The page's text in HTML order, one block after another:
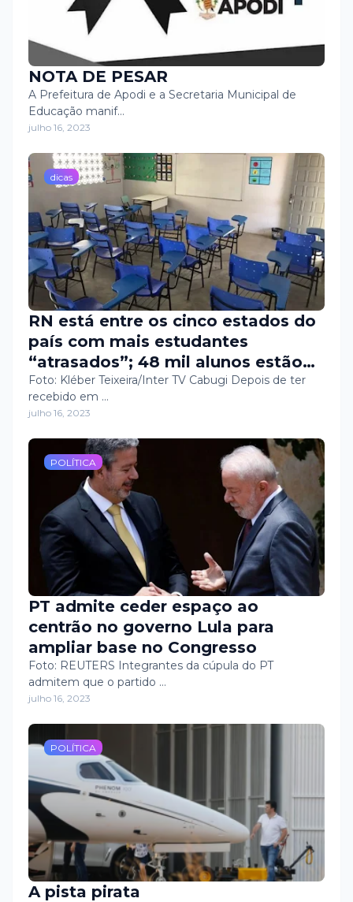
NOTA DE PESAR
A Prefeitura de Apodi e a Secretaria Municipal de
Educação manif…
julho 16, 2023
dicas
RN está entre os cinco estados do
país com mais estudantes
“atrasados”; 48 mil alunos estão
fora da faixa no Ensino Médio na
rede pública estadual
Foto: Kléber Teixeira/Inter TV Cabugi Depois de ter
recebido em …
julho 16, 2023
POLÍTICA
PT admite ceder espaço ao
centrão no governo Lula para
ampliar base no Congresso
Foto: REUTERS Integrantes da cúpula do PT
admitem que o partido …
julho 16, 2023
POLÍTICA
A pista pirata